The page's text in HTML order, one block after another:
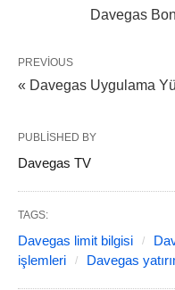
Davegas
PREVIOUS
« Davegas Uygulama
PUBLISHED BY
Davegas TV
TAGS:
Davegas limit bilgisi
işlemleri
Davegas